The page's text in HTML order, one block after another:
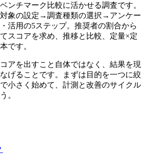
ンチマーク比較に活かせる調査です。
象の設定→調査種類の選択→アンケー
活用の5ステップ。推奨者の割合から
スコアを求め、推移と比較、定量×定
です。
アを出すこと自体ではなく、結果を現
げることです。まずは目的を一つに絞
小さく始めて、計測と改善のサイクル
。